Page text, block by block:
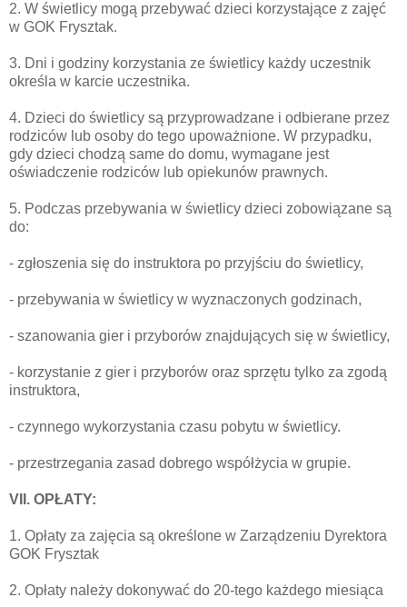
2. W świetlicy mogą przebywać dzieci korzystające z zajęć
w GOK Frysztak.
3. Dni i godziny korzystania ze świetlicy każdy uczestnik
określa w karcie uczestnika.
4. Dzieci do świetlicy są przyprowadzane i odbierane przez
rodziców lub osoby do tego upoważnione. W przypadku,
gdy dzieci chodzą same do domu, wymagane jest
oświadczenie rodziców lub opiekunów prawnych.
5. Podczas przebywania w świetlicy dzieci zobowiązane są
do:
- zgłoszenia się do instruktora po przyjściu do świetlicy,
- przebywania w świetlicy w wyznaczonych godzinach,
- szanowania gier i przyborów znajdujących się w świetlicy,
- korzystanie z gier i przyborów oraz sprzętu tylko za zgodą
instruktora,
- czynnego wykorzystania czasu pobytu w świetlicy.
- przestrzegania zasad dobrego współżycia w grupie.
VII. OPŁATY:
1. Opłaty za zajęcia są określone w Zarządzeniu Dyrektora
GOK Frysztak
2. Opłaty należy dokonywać do 20-tego każdego miesiąca